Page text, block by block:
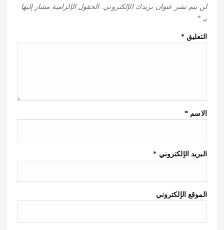
لن يتم نشر عنوان بريدك الإلكتروني. الحقول الإلزامية مشار إليها
بـ *
التعليق*
الاسم *
البريد الإلكتروني *
الموقع الإلكتروني